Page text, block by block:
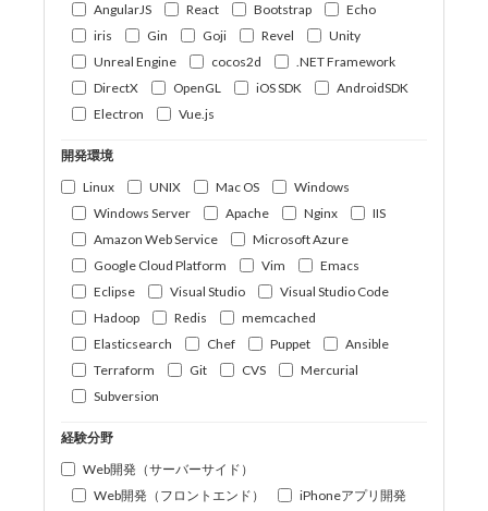
AngularJS
React Bootstrap
Echo
iris
Gin Goji Revel
Unity
Unreal Engine
cocos2d
.NET Framework
DirectX
OpenGL iOS SDK
AndroidSDK
Electron
Vue.js
開発環境
Linux
UNIX Mac OS
Windows
Windows Server
Apache Nginx
IIS
Amazon Web Service
Microsoft Azure
Google Cloud Platform
Vim
Emacs
Eclipse
Visual Studio
Visual Studio Code
Hadoop
Redis
memcached
Elasticsearch
Chef Puppet
Ansible
Terraform
Git CVS
Mercurial
Subversion
経験分野
Web開発（サーバーサイド）
Web開発（フロントエンド）
iPhoneアプリ開発